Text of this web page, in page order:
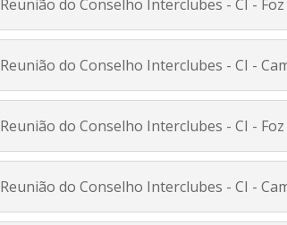
Reunião do Conselho Interclubes - CI -
Reunião do Conselho Interclubes - CI -
Reunião do Conselho Interclubes - CI -
Reunião do Conselho Interclubes - CI -